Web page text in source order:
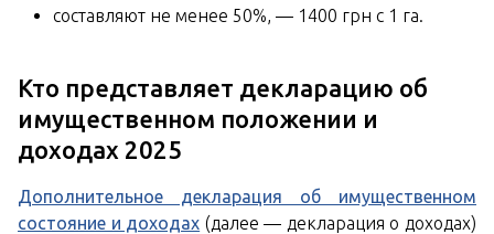
составляют не менее 50%, — 1400 грн с 1 га.
Кто представляет декларацию об
имущественном положении и
доходах 2025
Дополнительное декларация об имущественном
состояние и доходах (далее — декларация о доходах)